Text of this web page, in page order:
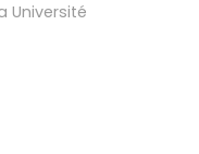
Université